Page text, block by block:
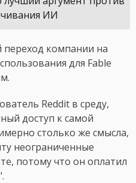
ИИ
переход компании на
для Fable
Reddit в среду,
доступ к самой
столько же смысла,
неограниченные
потому что он оплатил